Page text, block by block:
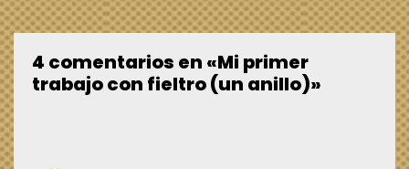
4 comentarios en «Mi primer
trabajo con fieltro (un anillo)»